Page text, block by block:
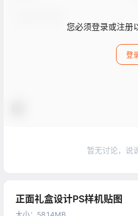
您必须登录或注册
登
暂无讨论，说
正面礼盒设计PS样机贴图